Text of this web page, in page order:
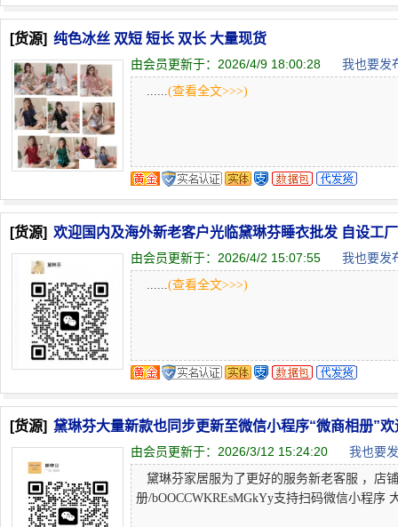
[货源] 纯色冰丝 双短 短长 双长 大量现货
由会员更新于： 2026/4/9 18:00:28 我也要发
......(查看全文>>>)
[货源] 欢迎国内及海外新老客户光临黛琳芬睡衣批发 自设工
由会员更新于： 2026/4/2 15:07:55 我也要发
......(查看全文>>>)
[货源] 黛琳芬大量新款也同步更新至微信小程序“微商相册”
由会员更新于： 2026/3/12 15:24:20 我也要
黛琳芬家居服为了更好的服务新老客服 ，店
册/bOOCCWKREsMGkYy支持扫码微信小程序